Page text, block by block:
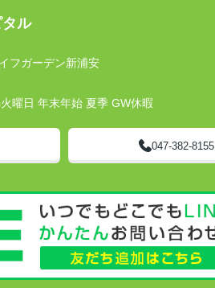
ル
フガーデン新浦安
曜日 年末年始 夏季 GW休暇
047-382-8155